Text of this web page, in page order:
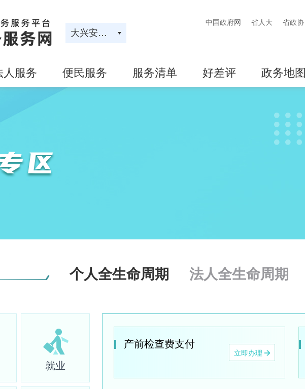
大兴安岭地区
中国政府网 省人大 省政协
人服务 便民服务 服务清单 好差评 政务地图
区
个人全生命周期 法人全生命周期
就业
产前检查费支付
立即办理